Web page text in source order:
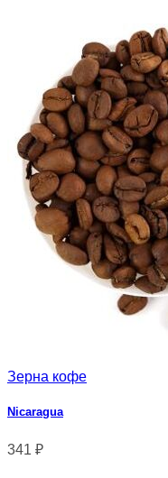
Зерна кофе
Nicaragua
341 ₽